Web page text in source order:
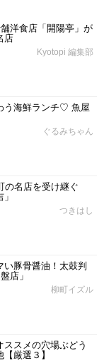
洋食店「開陽亭」が
店
Kyotopi 編集部
う海鮮ランチ♡ 魚屋
ぐるみちゃん
の名店を受け継ぐ
つきはし
い豚骨醤油！太鼓判
店」
柳町イズル
ススメの穴場ぶどう
厳選３】